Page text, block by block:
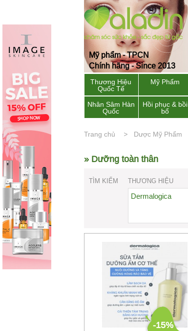
Mỹ phẩm - TPCN
Chính hãng - Since 2013
Thương Hiệu
Quốc Tế
Mỹ Phẩm
Nhân Sâm Hàn
Quốc
Hồi phục & bồi
bổ
Trang chủ Dược Mỹ Phẩm
» Dưỡng toàn thân
TÌM KIẾM THƯƠNG HIỆU
Dermalogica
-15%